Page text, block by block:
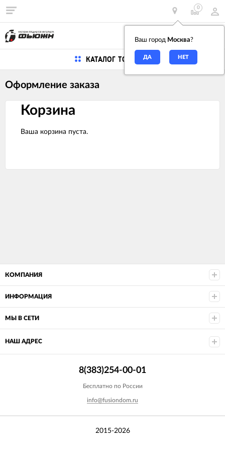
Ваш город Москва?
0
КАТАЛОГ ТОВАРОВ
Оформление заказа
Корзина
Ваша корзина пуста.
КОМПАНИЯ
ИНФОРМАЦИЯ
МЫ В СЕТИ
НАШ АДРЕС
8(383)254-00-01
Бесплатно по России
info@fusiondom.ru
2015-2026